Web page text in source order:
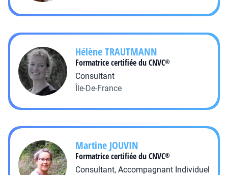
HélèneTRAUTMANN
Formatrice certifiée du CNVC®
Consultant
Île-De-France
Martine JOUVIN
Formatrice certifiée du CNVC®
Consultant, Accompagnant Individuel